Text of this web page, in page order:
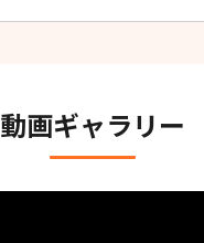
動画ギャラリー